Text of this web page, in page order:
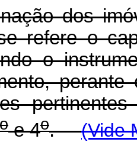
dos
refere o
o
oe 4o.(Vide